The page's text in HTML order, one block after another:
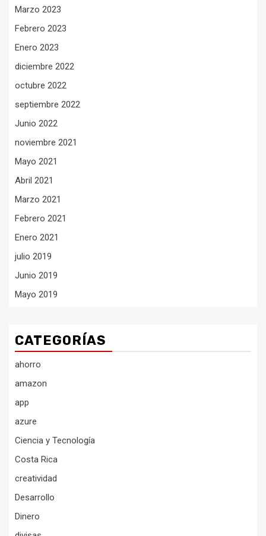
Marzo 2023
Febrero 2023
Enero 2023
diciembre 2022
octubre 2022
septiembre 2022
Junio 2022
noviembre 2021
Mayo 2021
Abril 2021
Marzo 2021
Febrero 2021
Enero 2021
julio 2019
Junio 2019
Mayo 2019
CATEGORÍAS
ahorro
amazon
app
azure
Ciencia y Tecnología
Costa Rica
creatividad
Desarrollo
Dinero